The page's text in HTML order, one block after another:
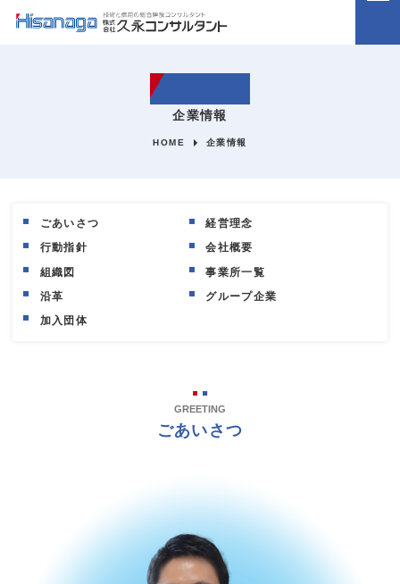
事業内容
施工実績
企業情報
HOME 企業情報
ごあいさつ
経営理念
行動指針
会社概要
組織図
事業所一覧
沿革
グループ企業
加入団体
GREETING
ごあいさつ